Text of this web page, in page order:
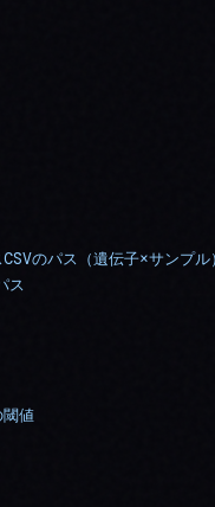
のパス（遺伝子×サンプル
ス
値